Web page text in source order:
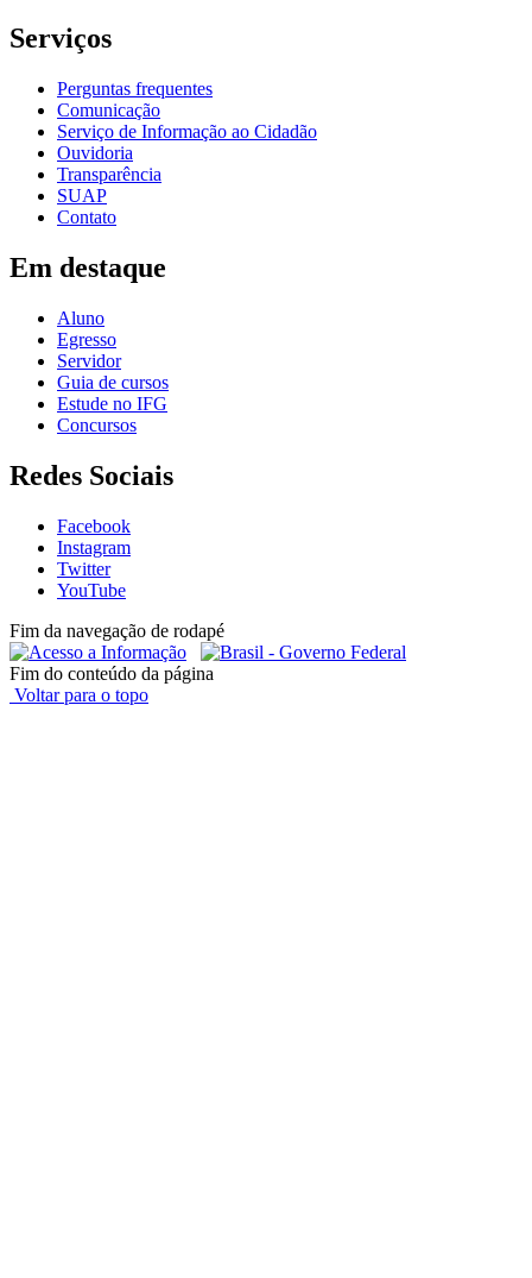
Serviços
Perguntas frequentes
Comunicação
Serviço de Informação ao Cidadão
Ouvidoria
Transparência
SUAP
Contato
Em destaque
Aluno
Egresso
Servidor
Guia de cursos
Estude no IFG
Concursos
Redes Sociais
Facebook
Instagram
Twitter
YouTube
Fim da navegação de rodapé
Fim do conteúdo da página
Voltar para o topo